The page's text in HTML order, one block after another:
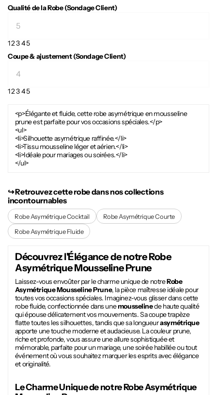
Qualité de la Robe (Sondage Client)
12345
Coupe & ajustement (Sondage Client)
12345
<p>Élégante et fluide, cette robe asymétrique en mousseline
prune est parfaite pour vos occasions spéciales.</p>
<ul>
<li>Silhouette asymétrique raffinée.</li>
<li>Tissu mousseline léger et aérien.</li>
<li>Idéale pour mariages ou soirées.</li>
</ul>
↪︎ Retrouvez cette robe dans nos collections
incontournables
Robe Asymétrique Cocktail
Robe Asymétrique Courte
Robe Asymétrique Fluide
Découvrez l'Élégance de notreRobe
Asymétrique Mousseline Prune
Laissez-vous envoûter par le charme unique de notreRobe
Asymétrique Mousseline Prune, la pièce maîtresse idéale pour
toutes vos occasions spéciales. Imaginez-vous glisser dans cette
robe fluide, confectionnée dans unemousselinede haute qualité
qui épouse délicatement vos mouvements. Sa coupe trapèze
flatte toutes les silhouettes, tandis que sa longueurasymétrique
apporte une touche moderne et audacieuse. La couleur prune,
riche et profonde, vous assure une allure sophistiquée et
mémorable, parfaite pour un mariage, une soirée habillée ou tout
événement où vous souhaitez marquer les esprits avec élégance
et originalité.
Le Charme Unique de notreRobe Asymétrique